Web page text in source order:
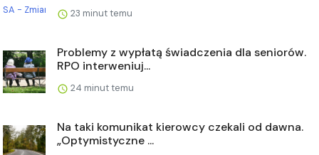
23 minut temu
Problemy z wypłatą świadczenia dla seniorów.
RPO interweniuj...
24 minut temu
Na taki komunikat kierowcy czekali od dawna.
„Optymistyczne ...